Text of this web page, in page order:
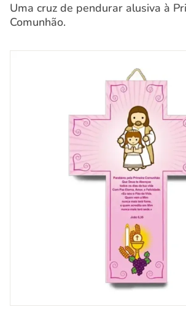
Uma cruz de pendurar alusiva à
Comunhão.